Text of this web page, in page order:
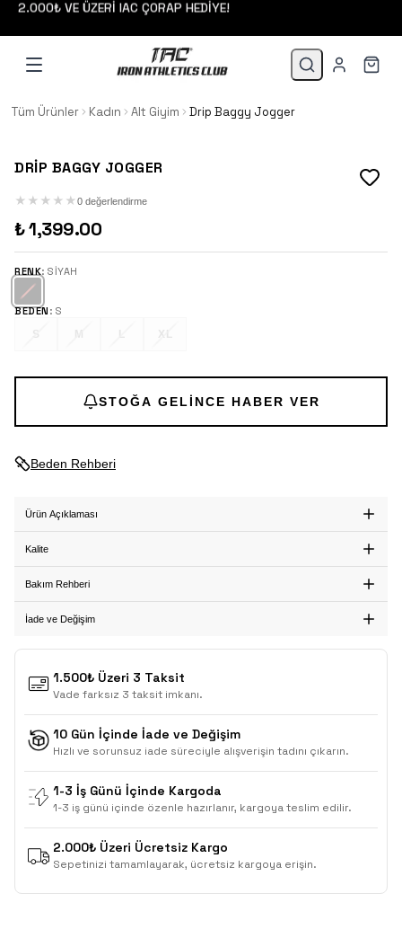
2.000₺ VE ÜZERİ IAC ÇORAP HEDİYE!
Tüm Ürünler Kadın Alt Giyim Drip Baggy Jogger
DRIP BAGGY JOGGER
★ ★ ★ ★ ★ 0 değerlendirme
₺ 1,399.00
RENK: SIYAH
BEDEN : S
S
M L XL
Beden Rehberi
STOĞA GELINCE HABER VER
Ürün Açıklaması
Kalite
Bakım Rehberi
İade ve Değişim
1.500₺ Üzeri 3 Taksit
Vade farksız 3 taksit imkanı.
10 Gün İçinde İade ve Değişim
Hızlı ve sorunsuz iade süreciyle alışverişin tadını çıkarın.
1-3 İş Günü İçinde Kargoda
1-3 iş günü içinde özenle hazırlanır, kargoya teslim edilir.
2.000₺ Üzeri Ücretsiz Kargo
Sepetinizi tamamlayarak, ücretsiz kargoya erişin.